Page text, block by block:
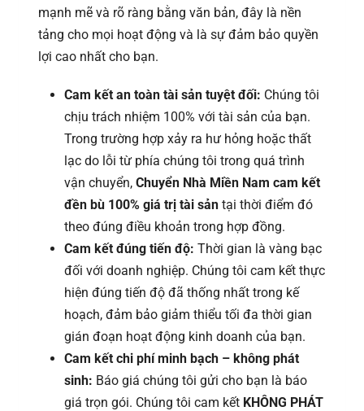
mạnh mẽ và rõ ràng bằng văn bản, đây là nền
tảng cho mọi hoạt động và là sự đảm bảo quyền
lợi cao nhất cho bạn.
Cam kết an toàn tài sản tuyệt đối: Chúng tôi
chịu trách nhiệm 100% với tài sản của bạn.
Trong trường hợp xảy ra hư hỏng hoặc thất
lạc do lỗi từ phía chúng tôi trong quá trình
vận chuyển, Chuyển Nhà Miền Nam cam kết
đền bù 100% giá trị tài sản tại thời điểm đó
theo đúng điều khoản trong hợp đồng.
Cam kết đúng tiến độ: Thời gian là vàng bạc
đối với doanh nghiệp. Chúng tôi cam kết thực
hiện đúng tiến độ đã thống nhất trong kế
hoạch, đảm bảo giảm thiểu tối đa thời gian
gián đoạn hoạt động kinh doanh của bạn.
Cam kết chi phí minh bạch – không phát
sinh: Báo giá chúng tôi gửi cho bạn là báo
giá trọn gói. Chúng tôi cam kết KHÔNG PHÁT